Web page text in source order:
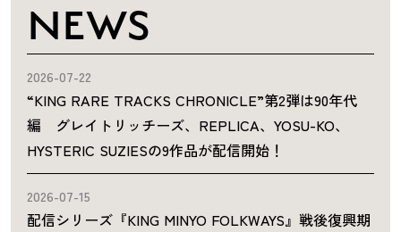
NEWS
2026-07-22
“KING RARE TRACKS CHRONICLE”第2弾は90年代
編 グレイトリッチーズ、REPLICA、YOSU-KO、
HYSTERIC SUZIESの9作品が配信開始！
2026-07-15
配信シリーズ『KING MINYO FOLKWAYS』戦後復興期